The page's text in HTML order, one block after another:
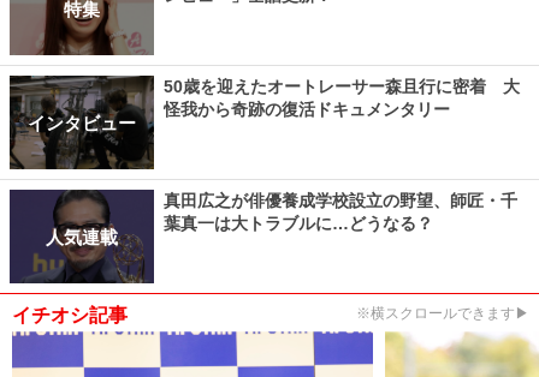
特集
インタビュー
50歳を迎えたオートレーサー森且行に密着 大
怪我から奇跡の復活ドキュメンタリー
人気連載
真田広之が俳優養成学校設立の野望、師匠・千
葉真一は大トラブルに…どうなる？
イチオシ記事 ※横スクロールできます▶